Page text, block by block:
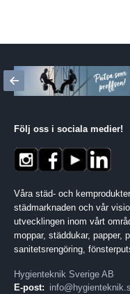
Följ oss i sociala medier!
Våra städ- och
städmarknaden och vår
utvecklingen inom vårt
moppar, städdukar, papper,
sanitetsrengöring,
Hygienteknik Sverige AB
E-post: